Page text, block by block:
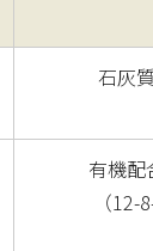
石灰
有機配
（12-